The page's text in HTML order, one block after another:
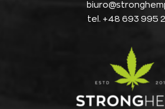
tel. +48 693 995